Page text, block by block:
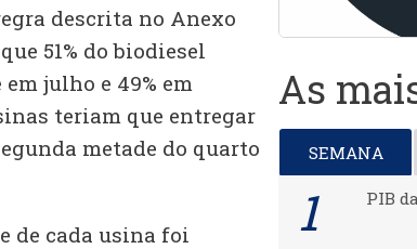
descrita no Anexo
51% do biodiesel
julho e 49% em
teriam que entregar
metade do quarto
de cada usina foi
As
SEMANA
PIB